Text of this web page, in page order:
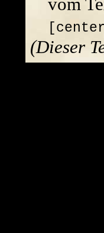
(Dieser